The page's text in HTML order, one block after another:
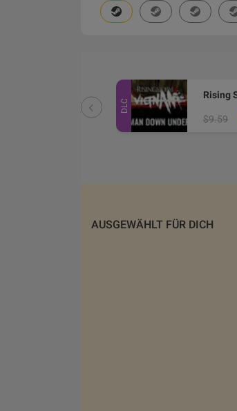
DLC
$9.59
AUSGEWÄHLT FÜR DICH